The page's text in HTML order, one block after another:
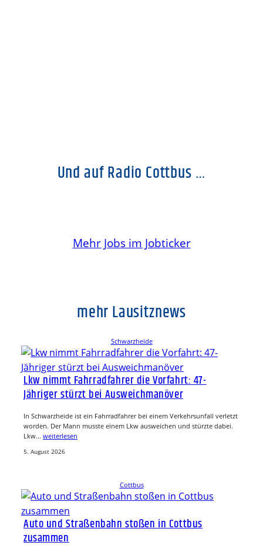
Und auf Radio Cottbus …
Mehr Jobs im Jobticker
mehr Lausitznews
Schwarzheide
Lkw nimmt Fahrradfahrer die Vorfahrt: 47-
Jähriger stürzt bei Ausweichmanöver
In Schwarzheide ist ein Fahrradfahrer bei einem Verkehrsunfall verletzt
worden. Der Mann musste einem Lkw ausweichen und stürzte dabei.
Lkw… weiterlesen
5. August 2026
Cottbus
Auto und Straßenbahn stoßen in Cottbus
zusammen